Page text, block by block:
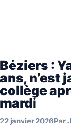
Béziers :
ans, n’est
collège
mardi
22 janvier 2026Par